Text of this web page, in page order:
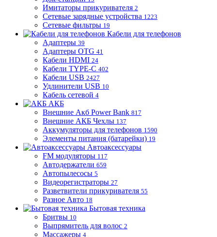
Имитаторы прикуривателя 2
Сетевые зарядные устройства 1223
Сетевые фильтры 19
Кабели для телефонов
Адаптеры 39
Адаптеры OTG 41
Кабели HDMI 24
Кабели TYPE-C 402
Кабели USB 2427
Удлинители USB 10
Кабель сетевой 4
АКБ
Внешние Акб Power Bank 817
Внешние АКБ Чехлы 137
Аккумуляторы для телефонов 1590
Элементы питания (батарейки) 19
Автоаксессуары
FM модуляторы 117
Автодержатели 659
Автопылесосы 5
Видеорегистраторы 27
Разветвители прикуривателя 55
Разное Авто 18
Бытовая техника
Бритвы 10
Выпрямитель для волос 2
Массажеры 4